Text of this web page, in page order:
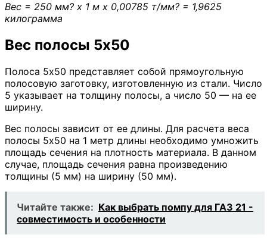
Вес = 250 мм? х 1 м х 0,00785 т/мм? = 1,9625
килограмма
Вес полосы 5х50
Полоса 5х50 представляет собой прямоугольную
полосовую заготовку, изготовленную из стали. Число
5 указывает на толщину полосы, а число 50 — на ее
ширину.
Вес полосы зависит от ее длины. Для расчета веса
полосы 5х50 на 1 метр длины необходимо умножить
площадь сечения на плотность материала. В данном
случае, площадь сечения равна произведению
толщины (5 мм) на ширину (50 мм).
Читайте также: Как выбрать помпу для ГАЗ 21 -
совместимость и особенности